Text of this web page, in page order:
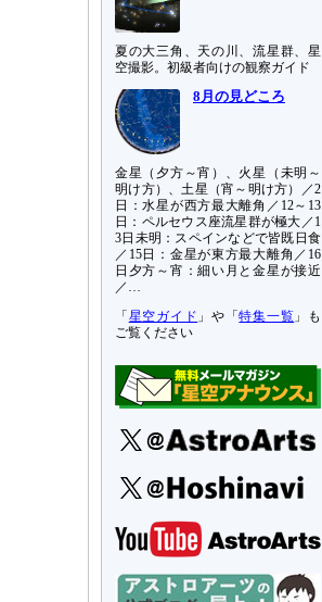
夏の大三角、天の川、流星群、星
空撮影。初級者向けの観察ガイド
8月の見どころ
金星（夕方～宵）、火星（未明～
明け方）、土星（宵～明け方）／2
日：水星が西方最大離角／12～13
日：ペルセウス座流星群が極大／1
3日未明：スペインなどで皆既日食
／15日：金星が東方最大離角／16
日夕方～宵：細い月と金星が接近
／…
「 星空ガイド 」や「特集一覧 」も
ご覧ください